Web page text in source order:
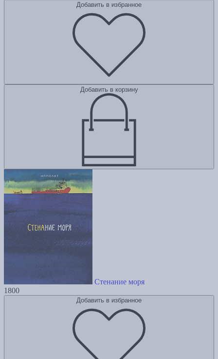
Добавить в избранное
Добавить в корзину
Стенание моря
1800
Добавить в избранное